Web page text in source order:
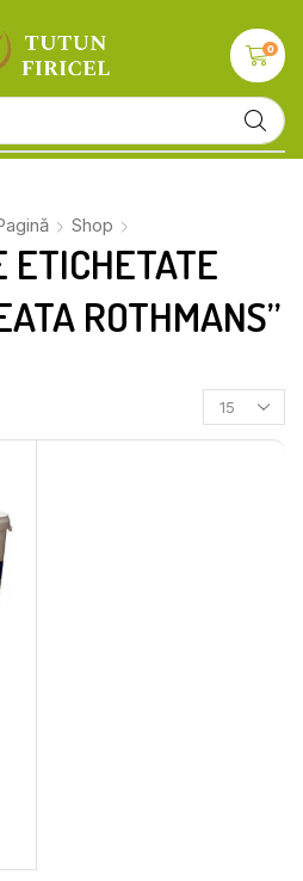
0
Shop
ETICHETATE
ROTHMANS”